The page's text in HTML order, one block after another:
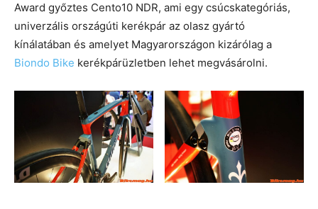
Award győztes Cento10 NDR, ami egy csúcskategóriás,
univerzális országúti kerékpár az olasz gyártó
kínálatában és amelyet Magyarországon kizárólag a
Biondo Bike kerékpárüzletben lehet megvásárolni.